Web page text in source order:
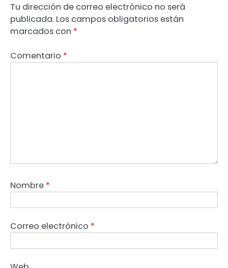
Tu dirección de correo electrónico no será
publicada. Los campos obligatorios están
marcados con *
Comentario *
Nombre *
Correo electrónico *